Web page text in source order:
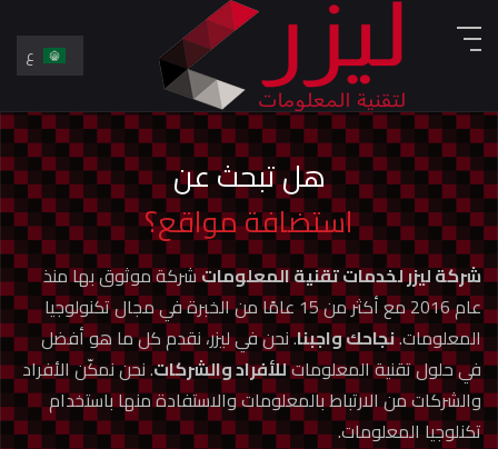
ع
En
ع
هل تبحث عن
استضافة مواقع؟
شركة ليزر لخدمات تقنية المعلوماتشركة موثوق بها منذ
عام 2016 مع أكثر من 15 عامًا من الخبرة في مجال تكنولوجيا
المعلومات.نجاحك واجبنا. نحن في ليزر، نقدم كل ما هو أفضل
في حلول تقنية المعلوماتللأفراد والشركات. نحن نمكّن الأفراد
والشركات من الارتباط بالمعلومات والاستفادة منها باستخدام
تكنلوجيا المعلومات.